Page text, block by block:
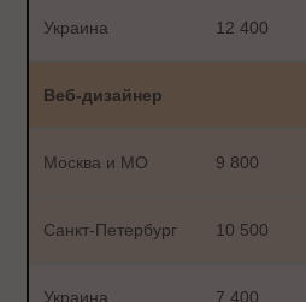
Украина 12 400
Веб-дизайнер
Москва и МО 9 800
Санкт-Петербург 10 500
Украина 7 400